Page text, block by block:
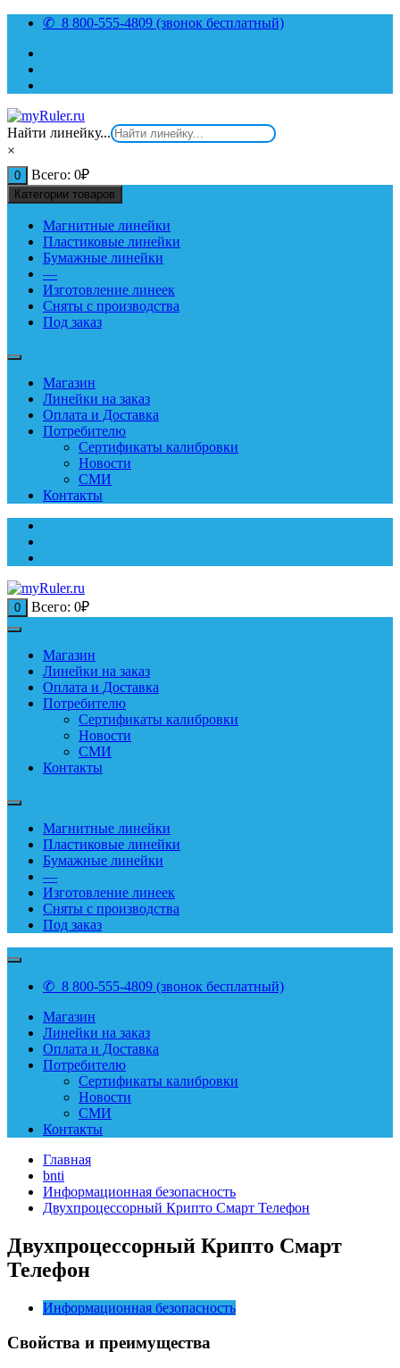
Перейти
содержимому
✆ 8 800-555-4809 (звонок бесплатный)
Найти линейку...
×
0 Всего: 0₽
Категории товаров
Магнитные линейки
Пластиковые линейки
Бумажные линейки
—
Изготовление линеек
Сняты с производства
Под заказ
Магазин
Линейки на заказ
Оплата и Доставка
Потребителю
Сертификаты калибровки
Новости
СМИ
Контакты
0 Всего: 0₽
Магазин
Линейки на заказ
Оплата и Доставка
Потребителю
Сертификаты калибровки
Новости
СМИ
Контакты
Магнитные линейки
Пластиковые линейки
Бумажные линейки
—
Изготовление линеек
Сняты с производства
Под заказ
✆ 8 800-555-4809 (звонок бесплатный)
Магазин
Линейки на заказ
Оплата и Доставка
Потребителю
Сертификаты калибровки
Новости
СМИ
Контакты
Главная
bnti
Информационная безопасность
Двухпроцессорный Крипто Смарт Телефон
Двухпроцессорный Крипто Смарт
Телефон
Информационная безопасность
Свойства и преимущества